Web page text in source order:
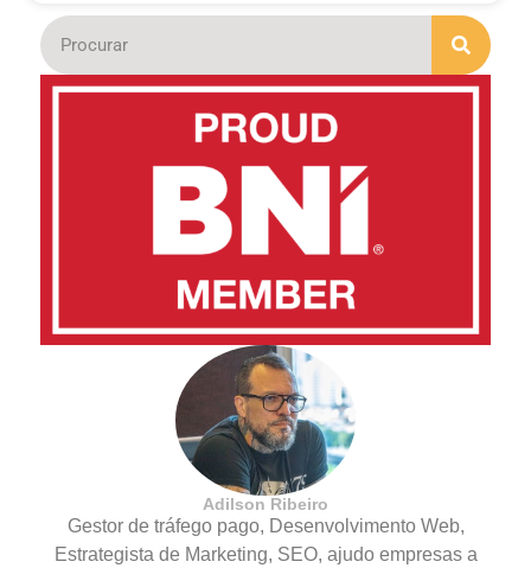
Adilson Ribeiro
Gestor de tráfego pago, Desenvolvimento Web,
Estrategista de Marketing, SEO, ajudo empresas a